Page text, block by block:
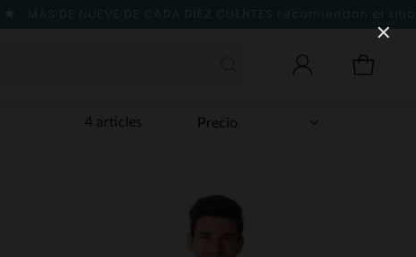
MÁS DE NUEVE DE CADA DIEZ CLIENTES recomiendan el sitio
4 articles